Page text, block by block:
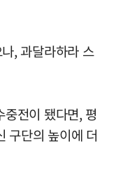
, 과달라하라 스
전이 됐다면, 평
구단의 높이에 더